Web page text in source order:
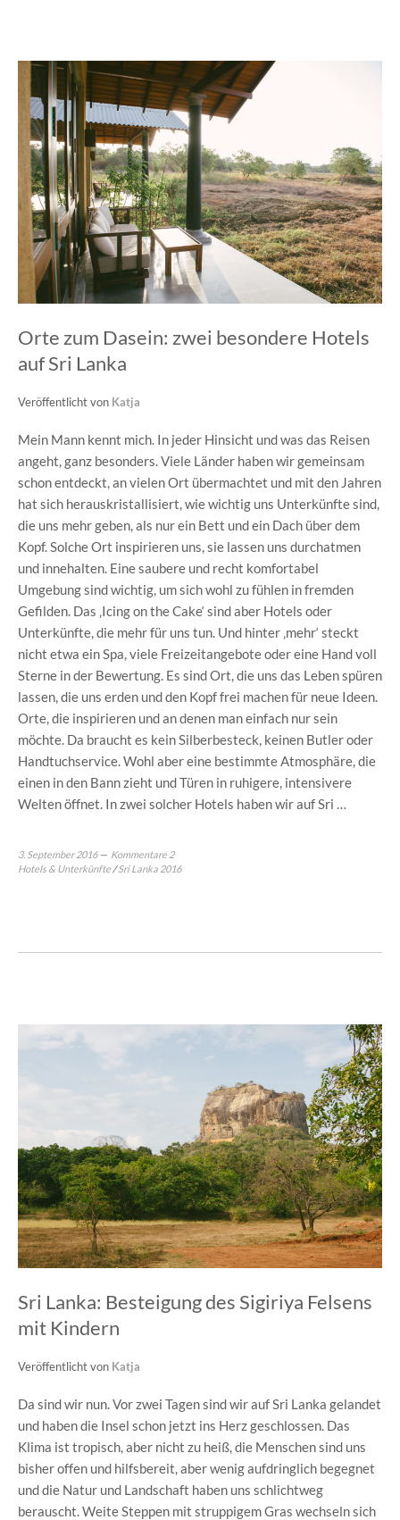
Orte zum Dasein: zwei besondere Hotels
auf Sri Lanka
Veröffentlicht von Katja
Mein Mann kennt mich. In jeder Hinsicht und was das Reisen
angeht, ganz besonders. Viele Länder haben wir gemeinsam
schon entdeckt, an vielen Ort übermachtet und mit den Jahren
hat sich herauskristallisiert, wie wichtig uns Unterkünfte sind,
die uns mehr geben, als nur ein Bett und ein Dach über dem
Kopf. Solche Ort inspirieren uns, sie lassen uns durchatmen
und innehalten. Eine saubere und recht komfortabel
Umgebung sind wichtig, um sich wohl zu fühlen in fremden
Gefilden. Das ‚Icing on the Cake‘ sind aber Hotels oder
Unterkünfte, die mehr für uns tun. Und hinter ‚mehr‘ steckt
nicht etwa ein Spa, viele Freizeitangebote oder eine Hand voll
Sterne in der Bewertung. Es sind Ort, die uns das Leben spüren
lassen, die uns erden und den Kopf frei machen für neue Ideen.
Orte, die inspirieren und an denen man einfach nur sein
möchte. Da braucht es kein Silberbesteck, keinen Butler oder
Handtuchservice. Wohl aber eine bestimmte Atmosphäre, die
einen in den Bann zieht und Türen in ruhigere, intensivere
Welten öffnet. In zwei solcher Hotels haben wir auf Sri …
3. September 2016
Kommentare 2
Hotels & Unterkünfte /Sri Lanka 2016
Sri Lanka: Besteigung des Sigiriya Felsens
mit Kindern
Veröffentlicht von Katja
Da sind wir nun. Vor zwei Tagen sind wir auf Sri Lanka gelandet
und haben die Insel schon jetzt ins Herz geschlossen. Das
Klima ist tropisch, aber nicht zu heiß, die Menschen sind uns
bisher offen und hilfsbereit, aber wenig aufdringlich begegnet
und die Natur und Landschaft haben uns schlichtweg
berauscht. Weite Steppen mit struppigem Gras wechseln sich